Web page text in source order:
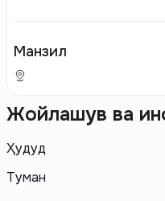
Манзил
Жойлашув ва
Ҳудуд
Туман